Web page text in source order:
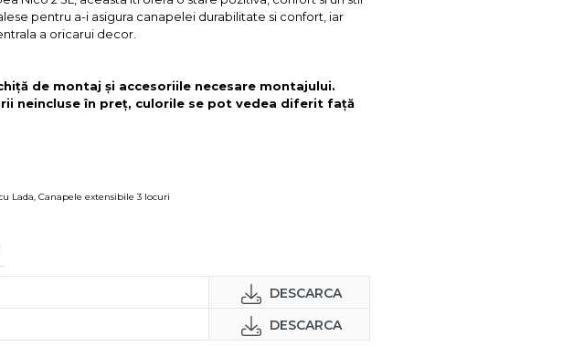
pentru a-i asigura canapelei durabilitate si confort, iar
a oricarui decor.
de montaj și accesoriile necesare montajului.
neincluse în preț, culorile se pot vedea diferit față
Lada, Canapele extensibile 3 locuri
DESCARCA
DESCARCA